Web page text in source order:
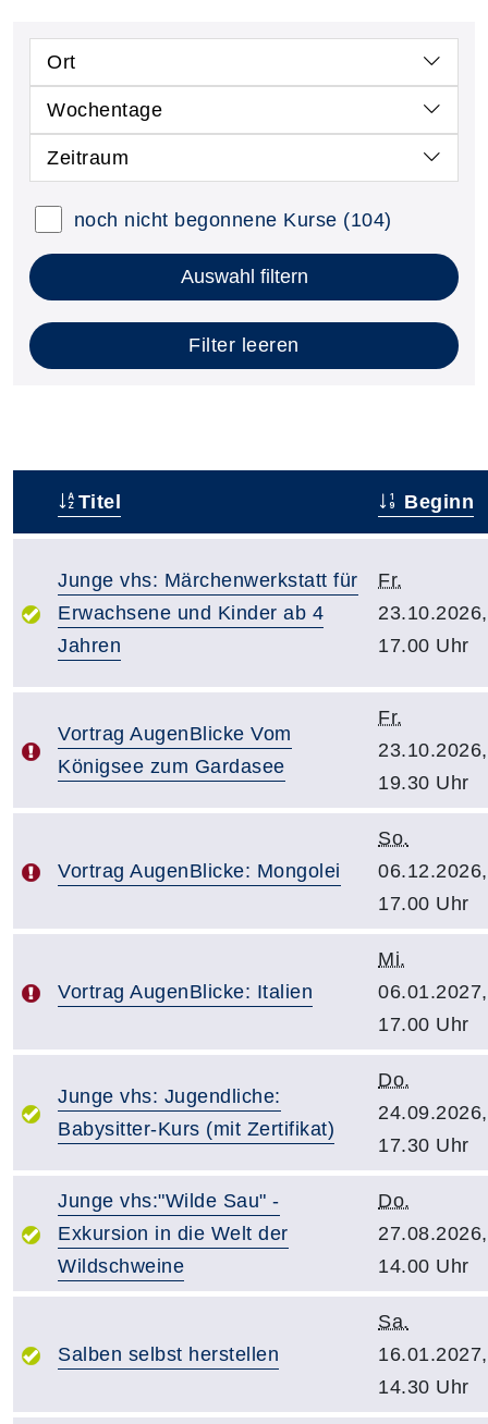
Ort
Wochentage
Zeitraum
noch nicht begonnene Kurse (104)
Auswahl filtern
Filter leeren
Titel Beginn
Junge vhs: Märchenwerkstatt für
Erwachsene und Kinder ab 4
Jahren
Fr.
23.10.2026,
17.00 Uhr
Vortrag AugenBlicke Vom
Königsee zum Gardasee
Fr.
23.10.2026,
19.30 Uhr
Vortrag AugenBlicke: Mongolei
So.
06.12.2026,
17.00 Uhr
Vortrag AugenBlicke: Italien
Mi.
06.01.2027,
17.00 Uhr
Junge vhs: Jugendliche:
Babysitter-Kurs (mit Zertifikat)
Do.
24.09.2026,
17.30 Uhr
Junge vhs:"Wilde Sau" -
Exkursion in die Welt der
Wildschweine
Do.
27.08.2026,
14.00 Uhr
Salben selbst herstellen
Sa.
16.01.2027,
14.30 Uhr